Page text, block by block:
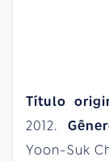
Título
2012.
Yoon-Suk